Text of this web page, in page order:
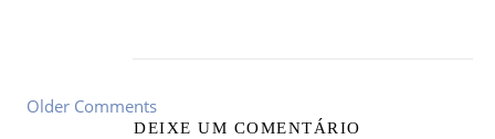
Older Comments
DEIXE UM COMENTÁRIO